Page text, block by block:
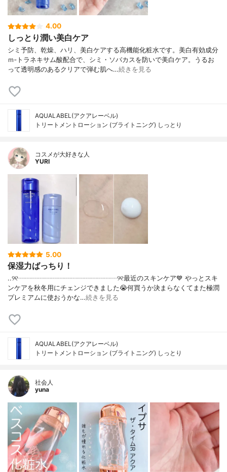
4.00
しっとり潤い美白ケア
シミ予防、乾燥、ハリ、美白ケアする高機能化粧水です。美白有効成分
ｍ‐トラネキサム酸配合で、シミ・ソバカスを防いで美白ケア。うるお
って透明感のあるクリアで弾む肌へ…続きを見る
AQUALABEL(アクアレーベル)
トリートメントローション (ブライトニング) しっとり
コスメが大好きな人
YURI
5.00
保湿力ばっちり！
..୨୧┈┈┈┈┈┈┈┈┈┈┈┈┈┈┈୨୧最近のスキンケア💙 やっとスキ
ンケアを秋冬用にチェンジできました😭何買うか決まらなくてまた極潤
プレミアムに使おうかな…続きを見る
AQUALABEL(アクアレーベル)
トリートメントローション (ブライトニング) しっとり
社会人
yuna